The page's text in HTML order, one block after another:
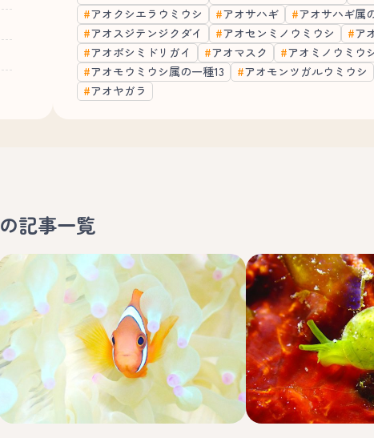
アオクシエラウミウシ
アオサハギ アオサハギ属
アオスジテンジクダイ
アオセンミノウミウシ ア
アオボシミドリガイ
アオマスク アオミノウミウ
アオモウミウシ属の一種13
アオモンツガルウミウシ
アオヤガラ
の記事一覧